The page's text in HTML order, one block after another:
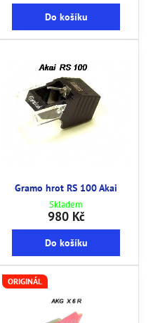
Do košíku
Gramo hrot RS 100 Akai
Skladem
980 Kč
Do košíku
ORIGINÁL